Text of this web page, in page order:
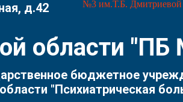
д.42
области
бюджетное
"Психиатрическая